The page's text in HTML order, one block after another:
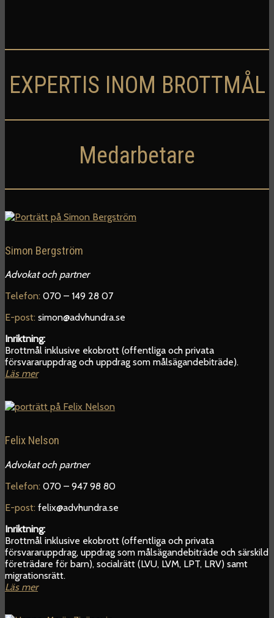
EXPERTIS INOM BROTTMÅL
Medarbetare
Simon Bergström
Advokat och partner
Telefon: 070 – 149 28 07
E-post: simon@advhundra.se
Inriktning:
Brottmål inklusive ekobrott (offentliga och privata
försvararuppdrag och uppdrag som målsägandebiträde).
Läs mer
Felix Nelson
Advokat och partner
Telefon: 070 – 947 98 80
E-post: felix@advhundra.se
Inriktning:
Brottmål inklusive ekobrott (offentliga och privata
försvararuppdrag, uppdrag som målsägandebiträde och särskild
företrädare för barn), socialrätt (LVU, LVM, LPT, LRV) samt
migrationsrätt.
Läs mer